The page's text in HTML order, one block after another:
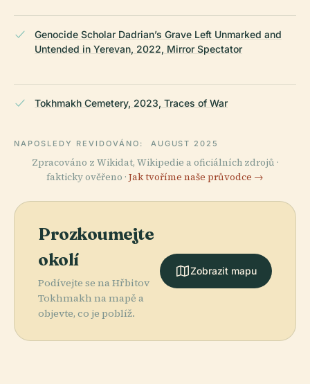
Genocide Scholar Dadrian’s Grave Left Unmarked and
Untended in Yerevan, 2022, Mirror Spectator
Tokhmakh Cemetery, 2023, Traces of War
NAPOSLEDY REVIDOVÁNO: AUGUST 2025
Zpracováno z Wikidat, Wikipedie a oficiálních zdrojů ·
fakticky ověřeno · Jak tvoříme naše průvodce →
Prozkoumejte
okolí
Podívejte se na Hřbitov
Tokhmakh na mapě a
objevte, co je poblíž.
Zobrazit mapu